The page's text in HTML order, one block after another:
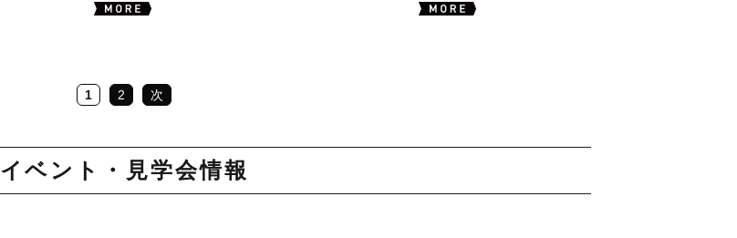
1 2 次
イベント・見学会情報